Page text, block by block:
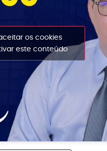
os cookies
este conteúdo